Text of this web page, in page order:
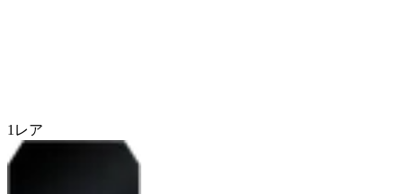
1 レア